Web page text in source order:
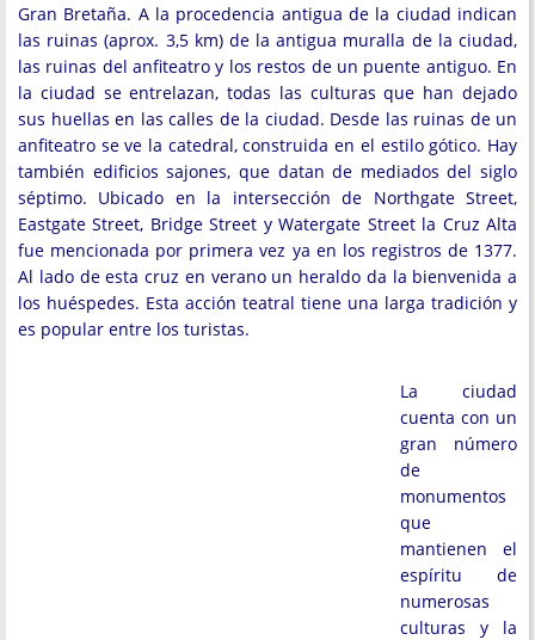
Gran Bretaña. A la procedencia antigua de la ciudad indican
las ruinas (aprox. 3,5 km) de la antigua muralla de la ciudad,
las ruinas del anfiteatro y los restos de un puente antiguo. En
la ciudad se entrelazan, todas las culturas que han dejado
sus huellas en las calles de la ciudad. Desde las ruinas de un
anfiteatro se ve la catedral, construida en el estilo gótico. Hay
también edificios sajones, que datan de mediados del siglo
séptimo. Ubicado en la intersección de Northgate Street,
Eastgate Street, Bridge Street y Watergate Street la Cruz Alta
fue mencionada por primera vez ya en los registros de 1377.
Al lado de esta cruz en verano un heraldo da la bienvenida a
los huéspedes. Esta acción teatral tiene una larga tradición y
es popular entre los turistas.
La ciudad
cuenta con un
gran número
de
monumentos
que
mantienen el
espíritu de
numerosas
culturas y la